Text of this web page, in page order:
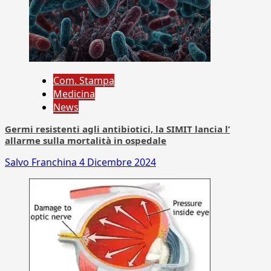
Com. Stampa
Medicina
News
Germi resistenti agli antibiotici, la SIMIT lancia l’
allarme sulla mortalità in ospedale
Salvo Franchina 4 Dicembre 2024